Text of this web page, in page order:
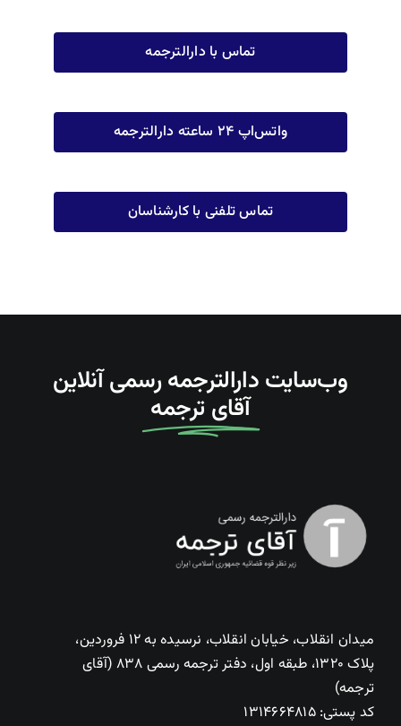
تماس با دارالترجمه
واتس‌اپ ۲۴ ساعته دارالترجمه
تماس تلفنی با کارشناسان
وب‌سایت دارالترجمه رسمی آنلاین
آقای ترجمه
میدان انقلاب، خیابان انقلاب، نرسیده به ۱۲ فروردین،
پلاک ۱۳۲۰، طبقه اول، دفتر ترجمه رسمی ۸۳۸ (آقای
ترجمه)
کد پستی: ۱۳۱۴۶۶۴۸۱۵